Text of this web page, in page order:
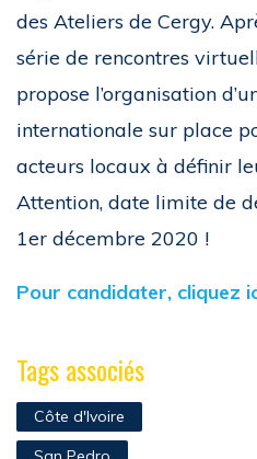
des Ateliers de Cergy.
série de rencontres
propose l’organisation
internationale sur place
acteurs locaux à définir
Attention, date limite de
1er décembre 2020 !
Pour candidater, cliquez
Tags associés
Côte d'Ivoire